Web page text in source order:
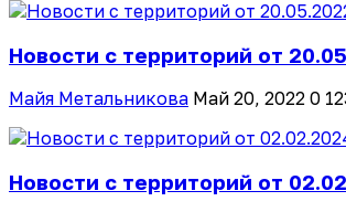
Новости с территорий от
Майя Метальникова Май 20, 2022 0
Новости с территорий от